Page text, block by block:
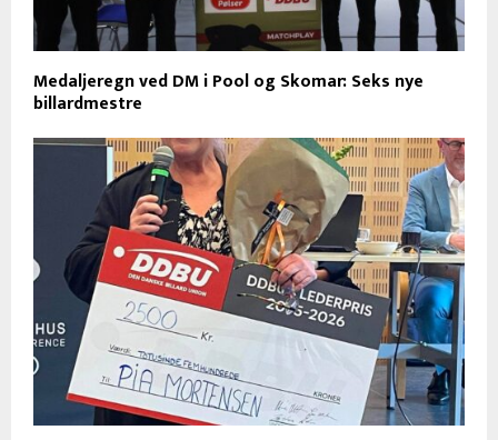
Medaljeregn ved DM i Pool og Skomar: Seks nye
billardmestre